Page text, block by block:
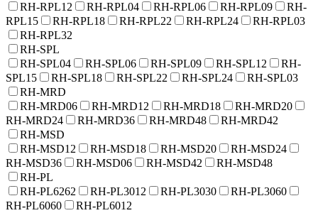
RH-RPL12
RH-RPL04 RH-RPL06 RH-RPL09
RH-
RPL15
RH-RPL18 RH-RPL22 RH-RPL24
RH-RPL03
RH-RPL32
RH-SPL
RH-SPL04
RH-SPL06 RH-SPL09 RH-SPL12
RH-
SPL15
RH-SPL18 RH-SPL22 RH-SPL24
RH-SPL03
RH-MRD
RH-MRD06
RH-MRD12 RH-MRD18
RH-MRD20
RH-MRD24
RH-MRD36 RH-MRD48
RH-MRD42
RH-MSD
RH-MSD12
RH-MSD18 RH-MSD20
RH-MSD24
RH-MSD36
RH-MSD06 RH-MSD42
RH-MSD48
RH-PL
RH-PL6262
RH-PL3012 RH-PL3030
RH-PL3060
RH-PL6060
RH-PL6012